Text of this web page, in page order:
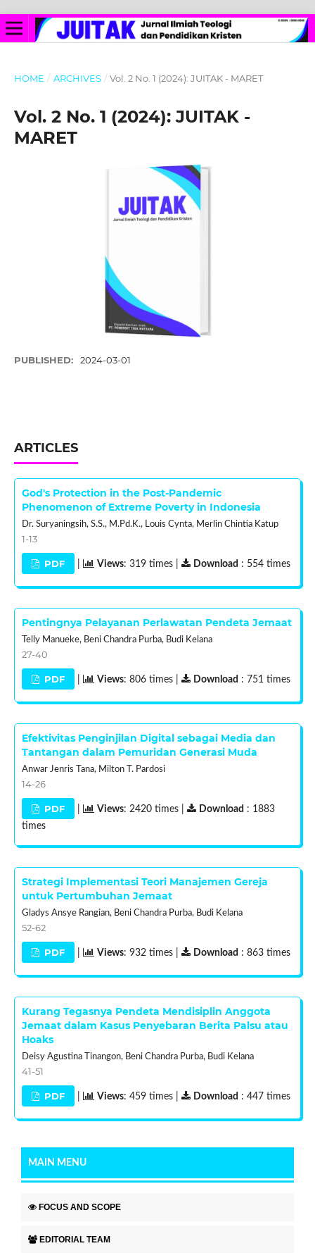
HOME / ARCHIVES / Vol. 2 No. 1 (2024): JUITAK - MARET
Vol. 2 No. 1 (2024): JUITAK -
MARET
PUBLISHED: 2024-03-01
ARTICLES
God's Protection in the Post-Pandemic
Phenomenon of Extreme Poverty in Indonesia
Dr. Suryaningsih, S.S., M.Pd.K., Louis Cynta, Merlin Chintia Katup
1-13
PDF Views: 319 times | Download : 554 times
Pentingnya Pelayanan Perlawatan Pendeta Jemaat
Telly Manueke, Beni Chandra Purba, Budi Kelana
27-40
PDF Views: 806 times | Download : 751 times
Efektivitas Penginjilan Digital sebagai Media dan
Tantangan dalam Pemuridan Generasi Muda
Anwar Jenris Tana, Milton T. Pardosi
14-26
PDF Views: 2420 times | Download : 1883
times
Strategi Implementasi Teori Manajemen Gereja
untuk Pertumbuhan Jemaat
Gladys Ansye Rangian, Beni Chandra Purba, Budi Kelana
52-62
PDF Views: 932 times | Download : 863 times
Kurang Tegasnya Pendeta Mendisiplin Anggota
Jemaat dalam Kasus Penyebaran Berita Palsu atau
Hoaks
Deisy Agustina Tinangon, Beni Chandra Purba, Budi Kelana
41-51
PDF Views: 459 times | Download : 447 times
MAIN MENU
FOCUS AND SCOPE
EDITORIAL TEAM